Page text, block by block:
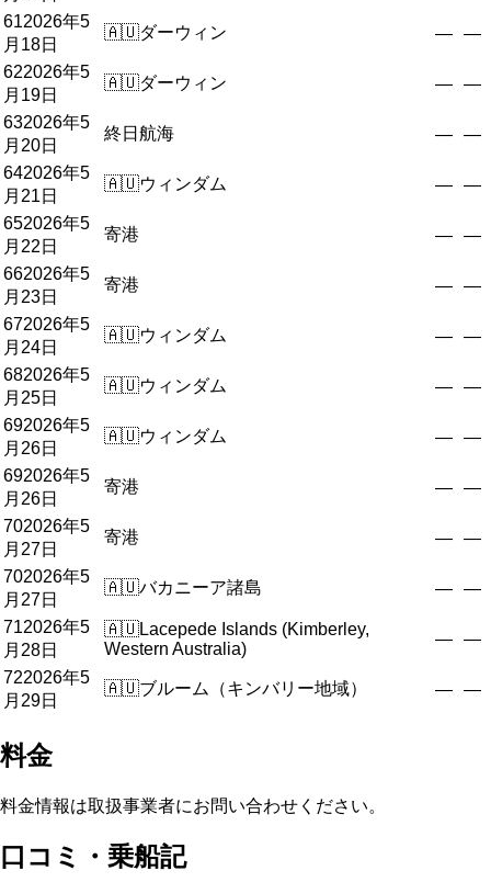
612026年5
月18日
🇦🇺ダーウィン — —
622026年5
月19日
🇦🇺ダーウィン — —
632026年5
月20日
終日航海 — —
642026年5
月21日
🇦🇺ウィンダム — —
652026年5
月22日
寄港 — —
662026年5
月23日
寄港 — —
672026年5
月24日
🇦🇺ウィンダム — —
682026年5
月25日
🇦🇺ウィンダム — —
692026年5
月26日
🇦🇺ウィンダム — —
692026年5
月26日
寄港 — —
702026年5
月27日
寄港 — —
702026年5
月27日
🇦🇺バカニーア諸島 — —
712026年5
月28日
🇦🇺Lacepede Islands (Kimberley,
Western Australia)
— —
722026年5
月29日
🇦🇺ブルーム（キンバリー地域） — —
料金
料金情報は取扱事業者にお問い合わせください。
口コミ・乗船記